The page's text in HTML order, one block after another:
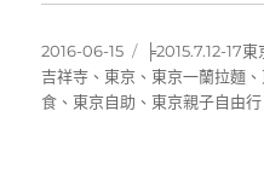
發
佈
日
2016-06-15
分
類
╞2015.7.12-17
吉祥寺 、 東京 、 東京一蘭拉麵 、
食 、 東京自助 、 東京親子自由行